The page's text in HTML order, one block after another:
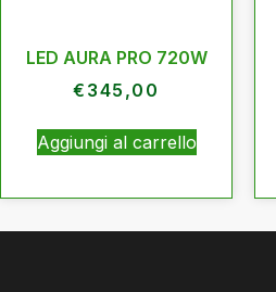
LED AURA PRO 720W
€ 345,00
Aggiungi al carrello